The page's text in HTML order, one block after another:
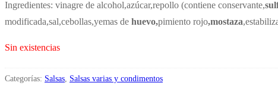
Ingredientes: vinagre de alcohol,azúcar,repollo (contiene conservante,
modificada,sal,cebollas,yemas de huevo,pimiento rojo,mostaza
Sin existencias
Categorías: Salsas Salsas varias y condimentos